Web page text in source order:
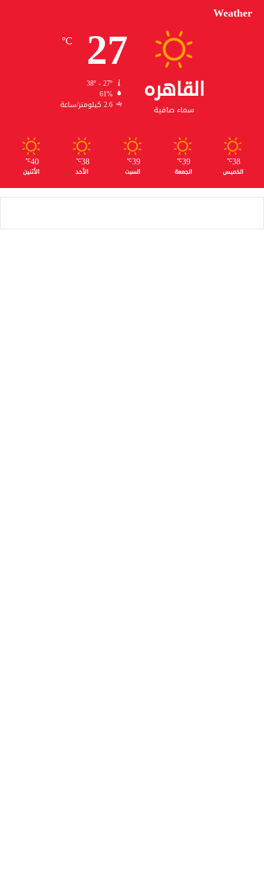
Weather
القاهره
سماء صافية
27
℃
38º - 27º
61%
2.6 كيلومتر/ساعة
38
℃
الخميس
39
℃
الجمعة
39
℃
السبت
38
℃
الأحد
40
℃
الأثنين